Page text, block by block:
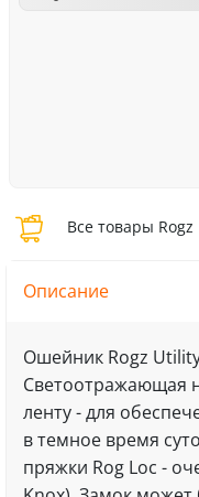
Все товары Rogz
Описание
Ошейник Rogz
Светоотражающая
ленту - для
в темное время
пряжки Rog Loc -